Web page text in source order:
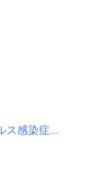
感染症...